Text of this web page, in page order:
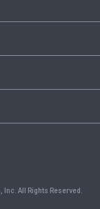
All Rights Reserved.